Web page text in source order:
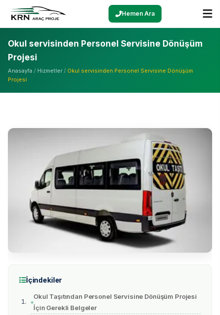
Hemen Ara
Okul servisinden Personel Servisine Dönüşüm
Projesi
Anasayfa / Hizmetler / Okul servisinden Personel Servisine Dönüşüm
Projesi
İçindekiler
Okul Taşıtından Personel Servisine Dönüşüm Projesi
İçin Gerekli Belgeler